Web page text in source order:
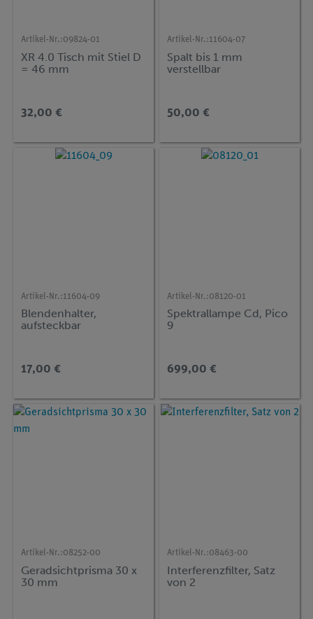
Artikel-Nr.:09824-01
XR 4.0 Tisch mit Stiel D
= 46 mm
32,00 €
Artikel-Nr.:11604-07
Spalt bis 1 mm
verstellbar
50,00 €
Artikel-Nr.:11604-09
Blendenhalter,
aufsteckbar
17,00 €
Artikel-Nr.:08120-01
Spektrallampe Cd, Pico
9
699,00 €
Artikel-Nr.:08252-00
Geradsichtprisma 30 x
30 mm
Artikel-Nr.:08463-00
Interferenzfilter, Satz
von 2